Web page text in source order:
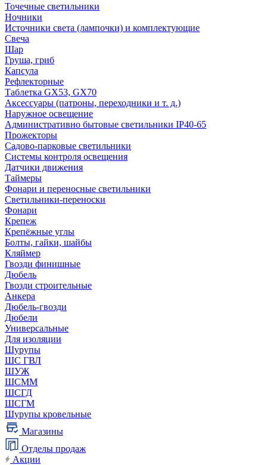
Точечные светильники
Ночники
Источники света (лампочки) и комплектующие
Свеча
Шар
Груша, гриб
Капсула
Рефлекторные
Таблетка GX53, GX70
Аксессуары (патроны, переходники и т. д.)
Наружное освещение
Административно бытовые светильники IP40-65
Прожекторы
Садово-парковые светильники
Системы контроля освещения
Датчики движения
Таймеры
Фонари и переносные светильники
Светильники-переноски
Фонари
Крепеж
Крепёжные углы
Болты, гайки, шайбы
Кляймер
Гвозди финишные
Дюбель
Гвозди строительные
Анкера
Дюбель-гвозди
Дюбели
Универсальные
Для изоляции
Шурупы
ШС ГВЛ
ШУЖ
ШСММ
ШСГД
ШСГМ
Шурупы кровельные
Магазины
Отделы продаж
Акции